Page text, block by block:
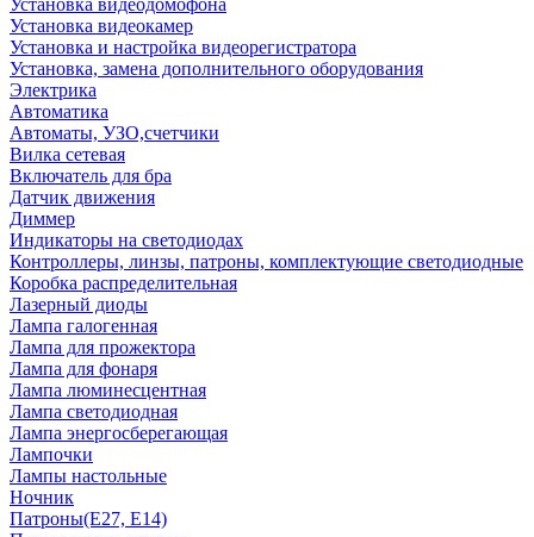
Установка видеодомофона
Установка видеокамер
Установка и настройка видеорегистратора
Установка, замена дополнительного оборудования
Электрика
Автоматика
Автоматы, УЗО,счетчики
Вилка сетевая
Включатель для бра
Датчик движения
Диммер
Индикаторы на светодиодах
Контроллеры, линзы, патроны, комплектующие светодиодные
Коробка распределительная
Лазерный диоды
Лампа галогенная
Лампа для прожектора
Лампа для фонаря
Лампа люминесцентная
Лампа светодиодная
Лампа энергосберегающая
Лампочки
Лампы настольные
Ночник
Патроны(Е27, Е14)